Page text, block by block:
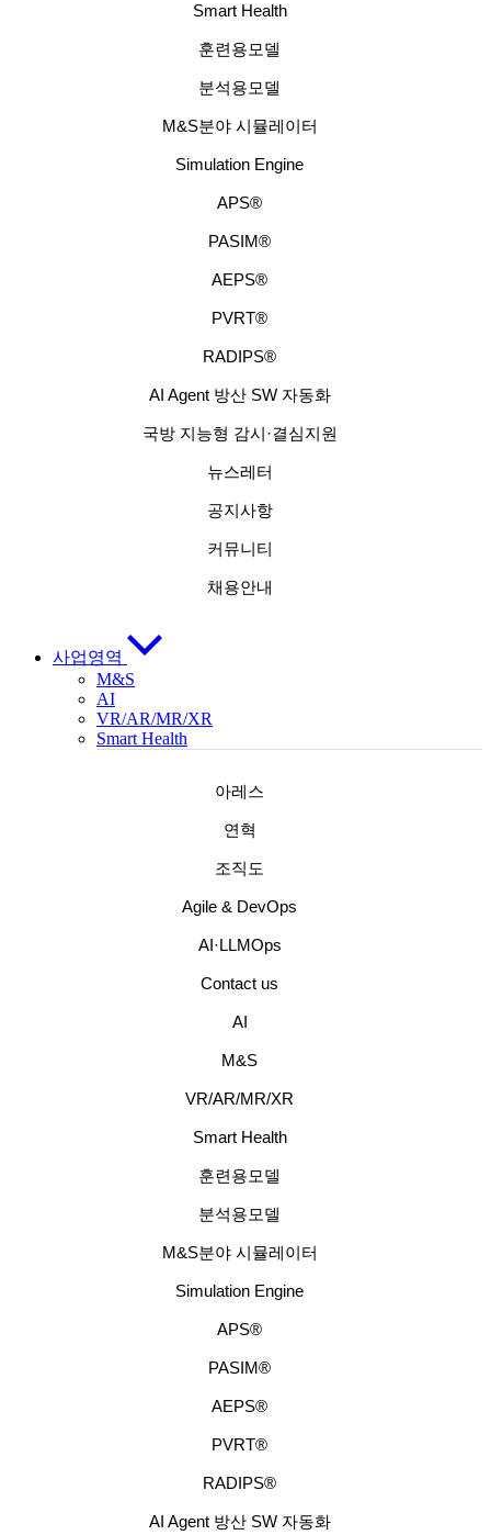
Smart Health
훈련용모델
분석용모델
M&S분야 시뮬레이터
Simulation Engine
APS®
PASIM®
AEPS®
PVRT®
RADIPS®
AI Agent 방산 SW 자동화
국방 지능형 감시·결심지원
뉴스레터
공지사항
커뮤니티
채용안내
사업영역
M&S
AI
VR/AR/MR/XR
Smart Health
아레스
연혁
조직도
Agile & DevOps
AI·LLMOps
Contact us
AI
M&S
VR/AR/MR/XR
Smart Health
훈련용모델
분석용모델
M&S분야 시뮬레이터
Simulation Engine
APS®
PASIM®
AEPS®
PVRT®
RADIPS®
AI Agent 방산 SW 자동화